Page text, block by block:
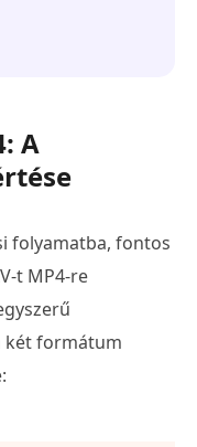
A
folyamatba, fontos
t MP4-re
két formátum